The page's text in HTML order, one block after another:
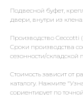
Подвесной буфет,
двери, внутри из клена.
Производство Ceccotti
Сроки производства
сезонности/складской
Стоимость зависит от
каталогу. Нажмите
сориентирует по